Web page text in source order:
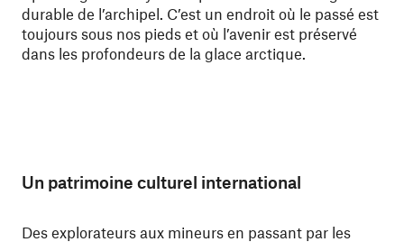
durable de l’archipel. C’est un endroit où le passé est
toujours sous nos pieds et où l’avenir est préservé
dans les profondeurs de la glace arctique.
Un patrimoine culturel international
Des explorateurs aux mineurs en passant par les